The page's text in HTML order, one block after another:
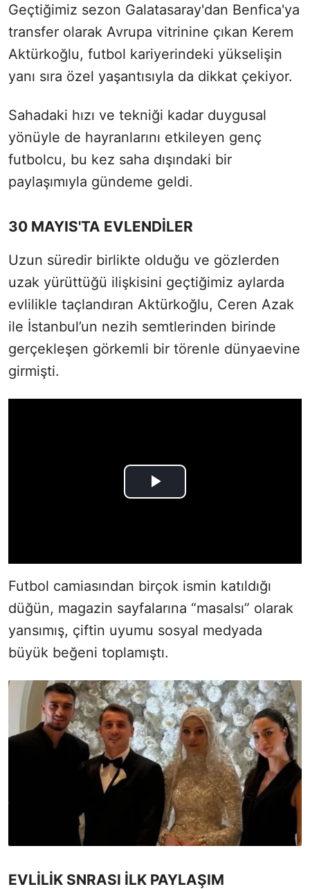
Geçtiğimiz sezon Galatasaray'dan Benfica'ya
transfer olarak Avrupa vitrinine çıkan Kerem
Aktürkoğlu, futbol kariyerindeki yükselişin
yanı sıra özel yaşantısıyla da dikkat çekiyor.
Sahadaki hızı ve tekniği kadar duygusal
yönüyle de hayranlarını etkileyen genç
futbolcu, bu kez saha dışındaki bir
paylaşımıyla gündeme geldi.
30 MAYIS'TA EVLENDİLER
Uzun süredir birlikte olduğu ve gözlerden
uzak yürüttüğü ilişkisini geçtiğimiz aylarda
evlilikle taçlandıran Aktürkoğlu, Ceren Azak
ile İstanbul’un nezih semtlerinden birinde
gerçekleşen görkemli bir törenle dünyaevine
girmişti.
Futbol camiasından birçok ismin katıldığı
düğün, magazin sayfalarına “masalsı” olarak
yansımış, çiftin uyumu sosyal medyada
büyük beğeni toplamıştı.
EVLİLİK SNRASI İLK PAYLAŞIM